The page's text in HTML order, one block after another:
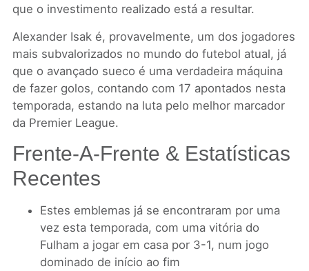
que o investimento realizado está a resultar.
Alexander Isak é, provavelmente, um dos jogadores
mais subvalorizados no mundo do futebol atual, já
que o avançado sueco é uma verdadeira máquina
de fazer golos, contando com 17 apontados nesta
temporada, estando na luta pelo melhor marcador
da Premier League.
Frente-A-Frente & Estatísticas
Recentes
Estes emblemas já se encontraram por uma
vez esta temporada, com uma vitória do
Fulham a jogar em casa por 3-1, num jogo
dominado de início ao fim